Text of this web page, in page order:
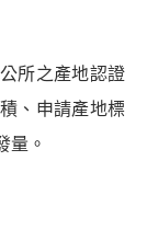
所之產地認證
、申請產地標
量。